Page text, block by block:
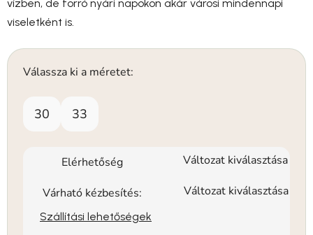
vízben, de forró nyári napokon akár városi mindennapi
viseletként is.
Válassza ki a méretet:
30 33
Elérhetőség Változat kiválasztása
Várható kézbesítés: Változat kiválasztása
Szállítási lehetőségek